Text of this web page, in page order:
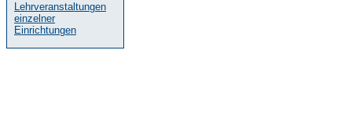
Lehrveranstaltungen
einzelner
Einrichtungen